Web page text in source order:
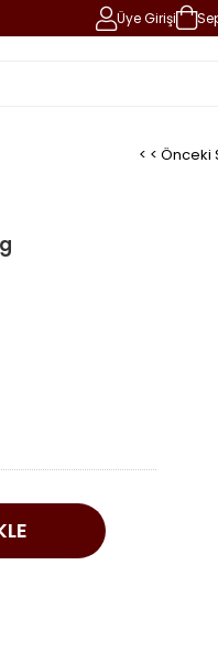
Üye Girişi
< < Önceki